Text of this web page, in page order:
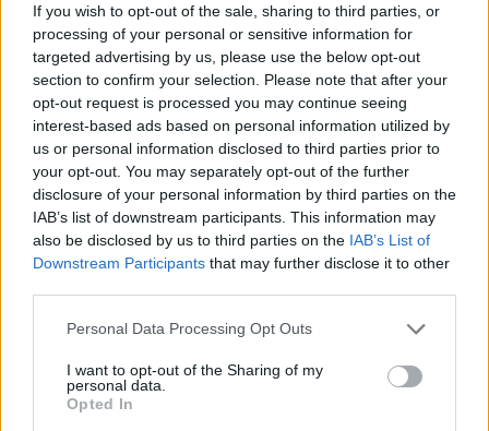
If you wish to opt-out of the sale, sharing to third parties, or
processing of your personal or sensitive information for
targeted advertising by us, please use the below opt-out
section to confirm your selection. Please note that after your
opt-out request is processed you may continue seeing
interest-based ads based on personal information utilized by
us or personal information disclosed to third parties prior to
your opt-out. You may separately opt-out of the further
disclosure of your personal information by third parties on the
IAB’s list of downstream participants. This information may
also be disclosed by us to third parties on the IAB’s List of
Downstream Participants that may further disclose it to other
Personal Data Processing Opt Outs
I want to opt-out of the Sharing of my
personal data.
Opted In
Harris
Albums :
Giant [Single]
⇑
Paroles + Traduction Téléchargement
Vidéos
Commentaires
Vous aimez chanter, apprenez la guitare chez
Télécharger légalement les MP3 ou trouver le CD sur
Trouver des vinyles et des CD sur